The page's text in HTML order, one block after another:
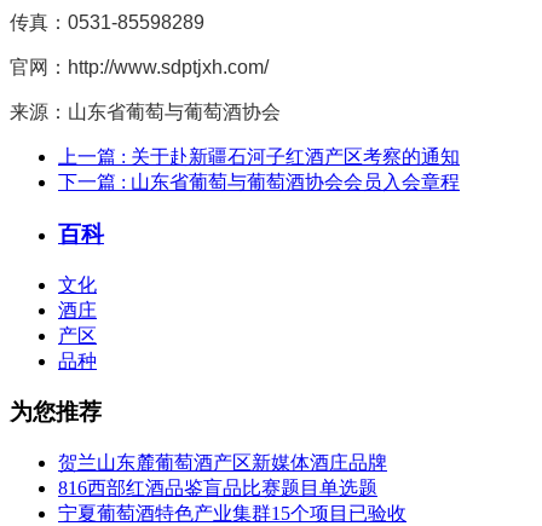
传真：0531-85598289
官网：http://www.sdptjxh.com/
来源：山东省葡萄与葡萄酒协会
上一篇 : 关于赴新疆石河子红酒产区考察的通知
下一篇 : 山东省葡萄与葡萄酒协会会员入会章程
百科
文化
酒庄
产区
品种
为您推荐
贺兰山东麓葡萄酒产区新媒体酒庄品牌
816西部红酒品鉴盲品比赛题目单选题
宁夏葡萄酒特色产业集群15个项目已验收